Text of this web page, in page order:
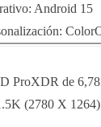
Android 15
ProXDR de 6,78
(2780 X 1264)